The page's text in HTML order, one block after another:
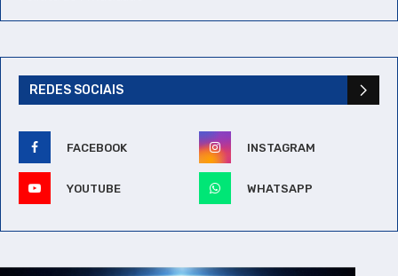
REDES SOCIAIS
FACEBOOK INSTAGRAM
YOUTUBE WHATSAPP